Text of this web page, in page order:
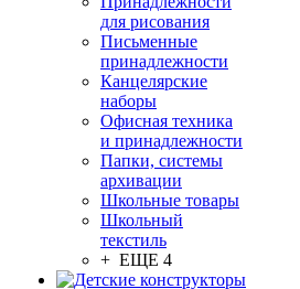
для рисования
Письменные
принадлежности
Канцелярские
наборы
Офисная техника
и принадлежности
Папки, системы
архивации
Школьные товары
Школьный
текстиль
+ ЕЩЕ 4